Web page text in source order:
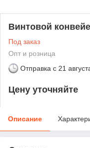
Винтовой
Под заказ
Опт и розница
Отправка с 21
Цену уточняйте
Описание